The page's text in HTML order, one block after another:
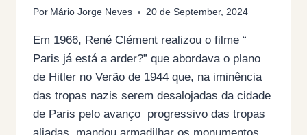
Por Mário Jorge Neves 20 de September, 2024
Em 1966, René Clément realizou o filme “
Paris já está a arder?” que abordava o plano
de Hitler no Verão de 1944 que, na iminência
das tropas nazis serem desalojadas da cidade
de Paris pelo avanço progressivo das tropas